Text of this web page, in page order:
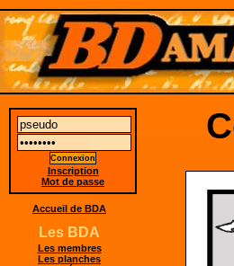
Inscription
Mot de passe
Accueil de BDA
Les BDA
Les membres
Les planches